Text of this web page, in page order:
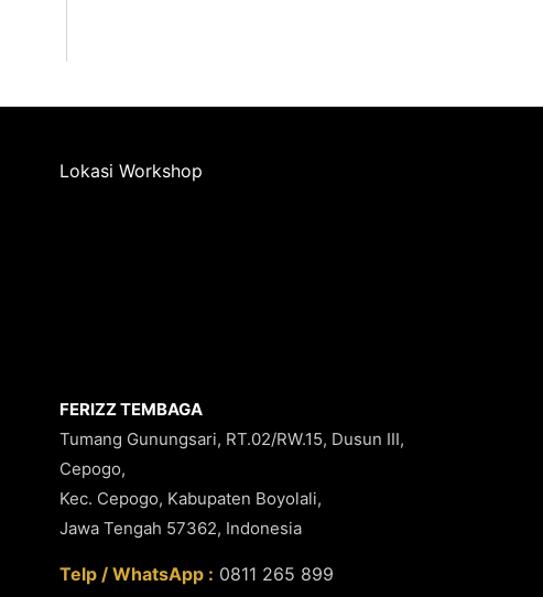
Lokasi Workshop
FERIZZ TEMBAGA
Tumang Gunungsari, RT.02/RW.15, Dusun III,
Cepogo,
Kec. Cepogo, Kabupaten Boyolali,
Jawa Tengah 57362, Indonesia
Telp / WhatsApp : 0811 265 899